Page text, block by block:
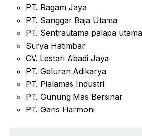
PT. Ragam Jaya
PT. Sanggar Baja Utama
PT. Sentrautama palapa utama
Surya Hatimbar
CV. Lestari Abadi Jaya
PT. Geluran Adikarya
PT. Pialamas Industri
PT. Gunung Mas Bersinar
PT. Garis Harmoni